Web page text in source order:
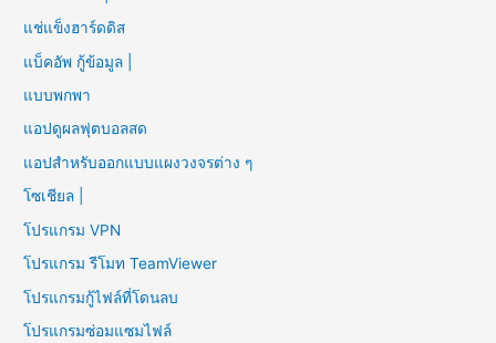
แช่แข็งฮาร์ดดิส
แบ็คอัพ กู้ข้อมูล |
แบบพกพา
แอปดูผลฟุตบอลสด
แอปสำหรับออกแบบแผงวงจรต่าง ๆ
โซเชียล |
โปรแกรม VPN
โปรแกรม รีโมท TeamViewer
โปรแกรมกู้ไฟล์ที่โดนลบ
โปรแกรมซ่อมแซมไฟล์